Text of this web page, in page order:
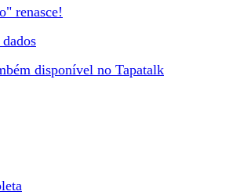
renasce!
disponí­vel no Tapatalk